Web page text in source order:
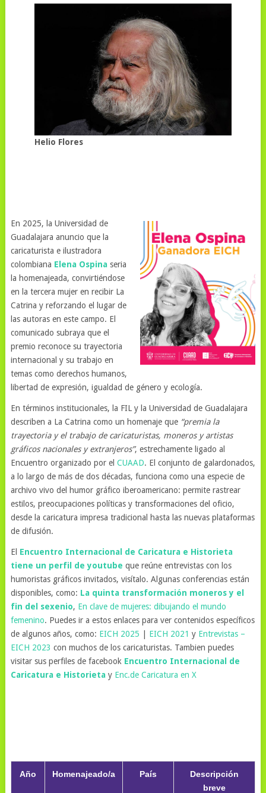
Helio Flores
En 2025, la Universidad de
Guadalajara anuncio que la
caricaturista e ilustradora
colombiana Elena Ospinaseria
la homenajeada, convirtiéndose
en la tercera mujer en recibir La
Catrina y reforzando el lugar de
las autoras en este campo. El
comunicado subraya que el
premio reconoce su trayectoria
internacional y su trabajo en
temas como derechos humanos,
libertad de expresión, igualdad de género y ecología.
En términos institucionales, la FIL y la Universidad de Guadalajara
describen a La Catrina como un homenaje que “premia la
trayectoria y el trabajo de caricaturistas, moneros y artistas
gráficos nacionales y extranjeros”, estrechamente ligado al
Encuentro organizado por el CUAAD. El conjunto de galardonados,
a lo largo de más de dos décadas, funciona como una especie de
archivo vivo del humor gráfico iberoamericano: permite rastrear
estilos, preocupaciones políticas y transformaciones del oficio,
desde la caricatura impresa tradicional hasta las nuevas plataformas
de difusión.
El Encuentro Internacional de Caricatura e Historieta
tiene un perfil de youtube que reúne entrevistas con los
humoristas gráficos invitados, visítalo. Algunas conferencias están
disponibles, como: La quinta transformación moneros y el
fin del sexenio, En clave de mujeres: dibujando el mundo
femenino. Puedes ir a estos enlaces para ver contenidos específicos
de algunos años, como: EICH 2025 EICH 2021 y Entrevistas –
EICH 2023 con muchos de los caricaturistas. Tambien puedes
visitar sus perfiles de facebook Encuentro Internacional de
Caricatura e Historietay Enc.de Caricatura en X
Año Homenajeado/a País
Descripción
breve